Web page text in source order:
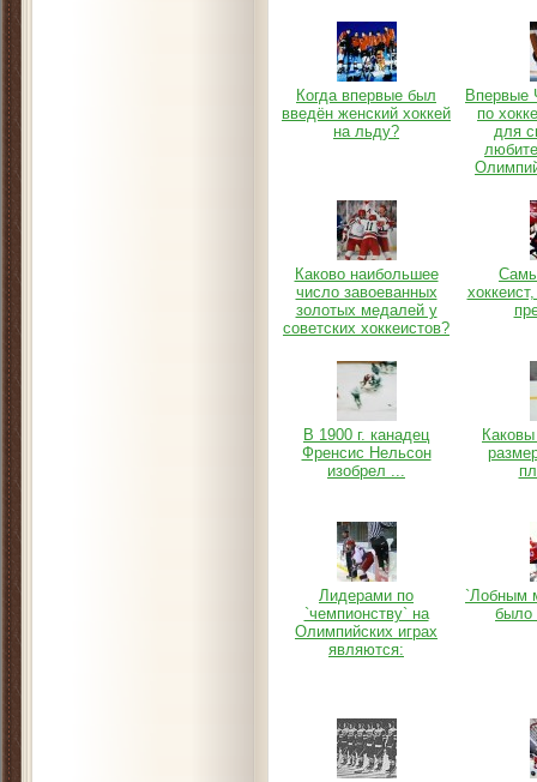
Когда впервые был
введён женский хоккей
на льду?
Впервые
по
для
Каково наибольшее
число завоеванных
золотых медалей у
советских хоккеистов?
В 1900 г. канадец
Френсис Нельсон
изобрел ...
Лидерами по
`чемпионству` на
Олимпийских играх
являются:
`Лобным
было